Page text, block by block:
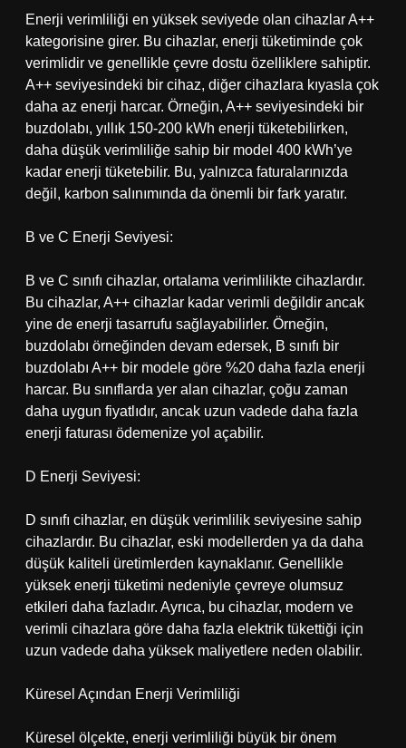
Enerji verimliliği en yüksek seviyede olan cihazlar A++
kategorisine girer. Bu cihazlar, enerji tüketiminde çok
verimlidir ve genellikle çevre dostu özelliklere sahiptir.
A++ seviyesindeki bir cihaz, diğer cihazlara kıyasla çok
daha az enerji harcar. Örneğin, A++ seviyesindeki bir
buzdolabı, yıllık 150-200 kWh enerji tüketebilirken,
daha düşük verimliliğe sahip bir model 400 kWh’ye
kadar enerji tüketebilir. Bu, yalnızca faturalarınızda
değil, karbon salınımında da önemli bir fark yaratır.
B ve C Enerji Seviyesi:
B ve C sınıfı cihazlar, ortalama verimlilikte cihazlardır.
Bu cihazlar, A++ cihazlar kadar verimli değildir ancak
yine de enerji tasarrufu sağlayabilirler. Örneğin,
buzdolabı örneğinden devam edersek, B sınıfı bir
buzdolabı A++ bir modele göre %20 daha fazla enerji
harcar. Bu sınıflarda yer alan cihazlar, çoğu zaman
daha uygun fiyatlıdır, ancak uzun vadede daha fazla
enerji faturası ödemenize yol açabilir.
D Enerji Seviyesi:
D sınıfı cihazlar, en düşük verimlilik seviyesine sahip
cihazlardır. Bu cihazlar, eski modellerden ya da daha
düşük kaliteli üretimlerden kaynaklanır. Genellikle
yüksek enerji tüketimi nedeniyle çevreye olumsuz
etkileri daha fazladır. Ayrıca, bu cihazlar, modern ve
verimli cihazlara göre daha fazla elektrik tükettiği için
uzun vadede daha yüksek maliyetlere neden olabilir.
Küresel Açından Enerji Verimliliği
Küresel ölçekte, enerji verimliliği büyük bir önem